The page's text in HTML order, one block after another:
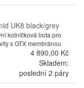
UK8 black/grey
kotníčková bota pro
s GTX membránou
4 890,00 Kč
Skladem:
poslední 2 páry